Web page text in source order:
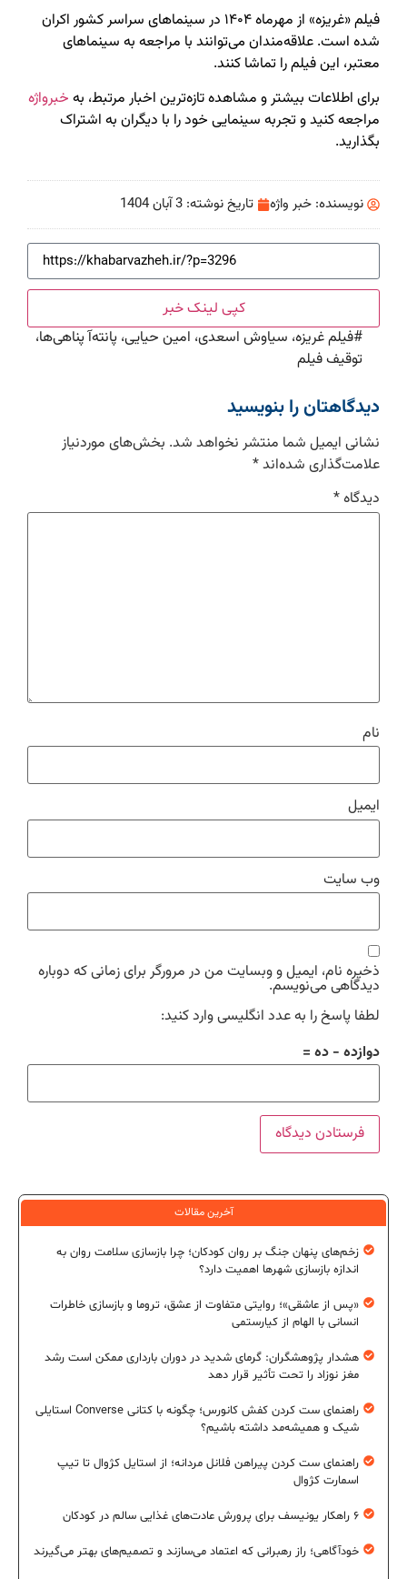
فیلم «غریزه» از مهرماه ۱۴۰۴ در سینماهای سراسر کشور اکران
شده است. علاقه‌مندان می‌توانند با مراجعه به سینماهای
معتبر، این فیلم را تماشا کنند.
برای اطلاعات بیشتر و مشاهده تازه‌ترین اخبار مرتبط، به خبرواژه
مراجعه کنید و تجربه سینمایی خود را با دیگران به اشتراک
بگذارید.
نویسنده: خبر واژه تاریخ نوشته: 3 آبان 1404
کپی لینک خبر
#فیلم غریزه، سیاوش اسعدی، امین حیایی، پانته‌آ پناهی‌ها،
توقیف فیلم
دیدگاهتان را بنویسید
نشانی ایمیل شما منتشر نخواهد شد. بخش‌های موردنیاز
علامت‌گذاری شده‌اند*
دیدگاه*
نام
ایمیل
وب‌ سایت
ذخیره نام، ایمیل و وبسایت من در مرورگر برای زمانی که دوباره
دیدگاهی می‌نویسم.
لطفا پاسخ را به عدد انگلیسی وارد کنید:
دوازده − ده =
آخرین مقالات
زخم‌های پنهان جنگ بر روان کودکان؛ چرا بازسازی سلامت روان به
اندازه بازسازی شهرها اهمیت دارد؟
«پس از عاشقی»؛ روایتی متفاوت از عشق، تروما و بازسازی خاطرات
انسانی با الهام از کیارستمی
هشدار پژوهشگران: گرمای شدید در دوران بارداری ممکن است رشد
مغز نوزاد را تحت تأثیر قرار دهد
راهنمای ست کردن کفش کانورس؛ چگونه با کتانی Converse استایلی
شیک و همیشه‌مد داشته باشیم؟
راهنمای ست کردن پیراهن فلانل مردانه؛ از استایل کژوال تا تیپ
اسمارت کژوال
۶ راهکار یونیسف برای پرورش عادت‌های غذایی سالم در کودکان
خودآگاهی؛ راز رهبرانی که اعتماد می‌سازند و تصمیم‌های بهتر می‌گیرند